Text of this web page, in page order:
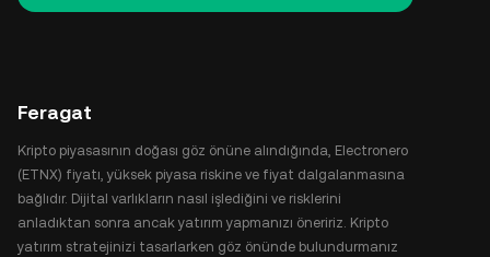
Feragat
Kripto piyasasının doğası göz önüne alındığında, Electronero
(ETNX) fiyatı, yüksek piyasa riskine ve fiyat dalgalanmasına
bağlıdır. Dijital varlıkların nasıl işlediğini ve risklerini
anladıktan sonra ancak yatırım yapmanızı öneririz. Kripto
yatırım stratejinizi tasarlarken göz önünde bulundurmanız